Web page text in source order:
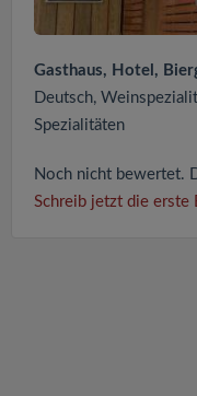
Gasthaus, Hotel,
Deutsch,
Spezialitäten
Noch nicht bewertet.
Schreib jetzt die erste